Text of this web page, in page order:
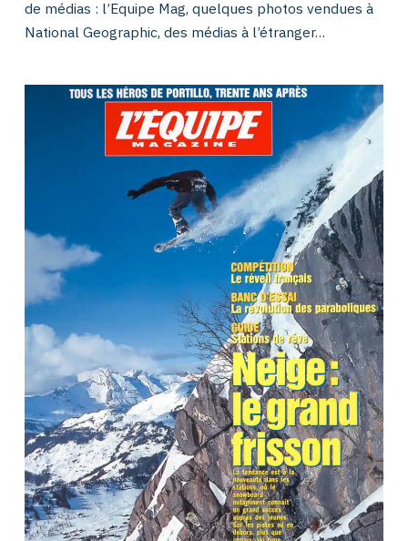
de médias : l’Equipe Mag, quelques photos vendues à
National Geographic, des médias à l’étranger…